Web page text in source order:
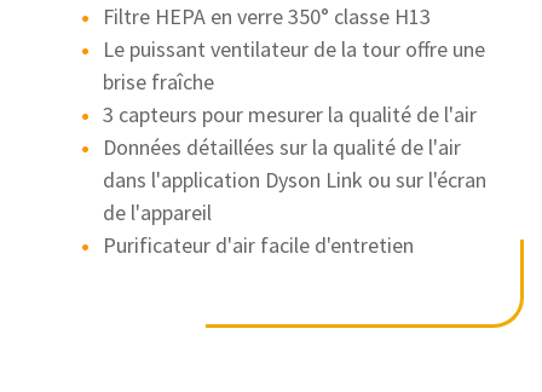
Filtre HEPA en verre 350° classe H13
Le puissant ventilateur de la tour offre une
brise fraîche
3 capteurs pour mesurer la qualité de l'air
Données détaillées sur la qualité de l'air
dans l'application Dyson Link ou sur l'écran
de l'appareil
Purificateur d'air facile d'entretien